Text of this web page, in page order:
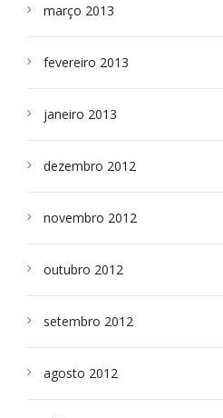
março 2013
fevereiro 2013
janeiro 2013
dezembro 2012
novembro 2012
outubro 2012
setembro 2012
agosto 2012